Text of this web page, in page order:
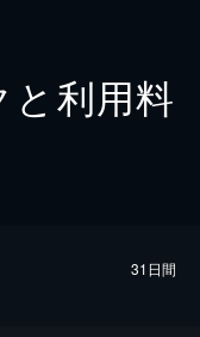
利用料
31日間